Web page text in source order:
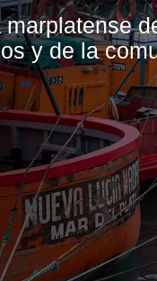
y de la